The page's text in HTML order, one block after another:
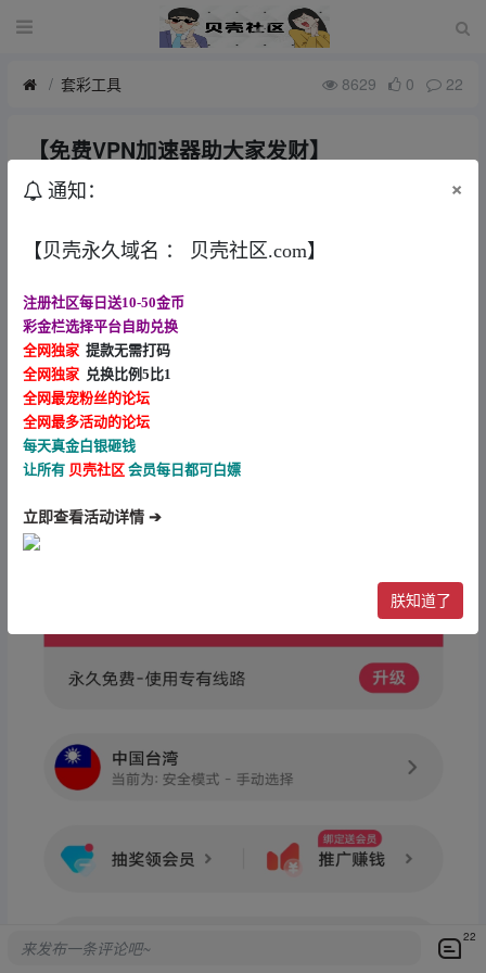
套彩工具 8629 0 22
【免费VPN加速器助大家发财】
w19195419724
capp.bond
通知： ×
【贝壳永久域名 ： 贝壳社区.com】
注册社区每日送10-50金币
彩金栏选择平台自助兑换
全网独家 提款无需打码
全网独家 兑换比例5比1
全网最宠粉丝的论坛
全网最多活动的论坛
每天真金白银砸钱
让所有 贝壳社区 会员每日都可白嫖
立即查看活动详情 ➔
朕知道了
来发布一条评论吧~
22